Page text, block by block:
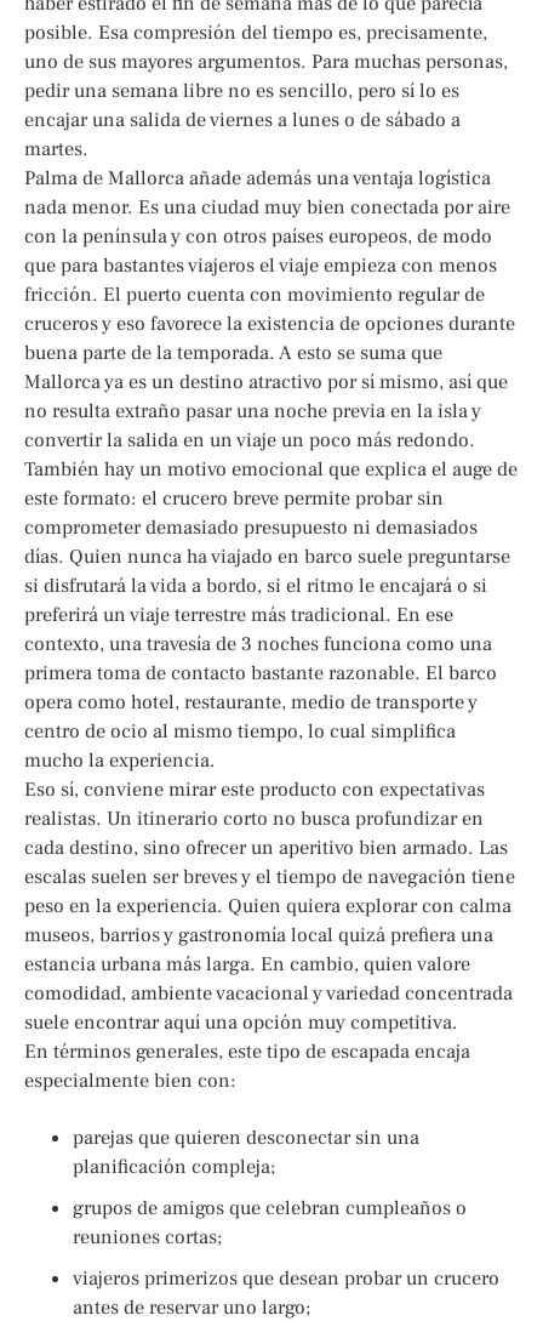
posible. Esa compresión del tiempo es, precisamente,
uno de sus mayores argumentos. Para muchas personas,
pedir una semana libre no es sencillo, pero sí lo es
encajar una salida de viernes a lunes o de sábado a
martes.
Palma de Mallorca añade además una ventaja logística
nada menor. Es una ciudad muy bien conectada por aire
con la península y con otros países europeos, de modo
que para bastantes viajeros el viaje empieza con menos
fricción. El puerto cuenta con movimiento regular de
cruceros y eso favorece la existencia de opciones durante
buena parte de la temporada. A esto se suma que
Mallorca ya es un destino atractivo por sí mismo, así que
no resulta extraño pasar una noche previa en la isla y
convertir la salida en un viaje un poco más redondo.
También hay un motivo emocional que explica el auge de
este formato: el crucero breve permite probar sin
comprometer demasiado presupuesto ni demasiados
días. Quien nunca ha viajado en barco suele preguntarse
si disfrutará la vida a bordo, si el ritmo le encajará o si
preferirá un viaje terrestre más tradicional. En ese
contexto, una travesía de 3 noches funciona como una
primera toma de contacto bastante razonable. El barco
opera como hotel, restaurante, medio de transporte y
centro de ocio al mismo tiempo, lo cual simplifica
mucho la experiencia.
Eso sí, conviene mirar este producto con expectativas
realistas. Un itinerario corto no busca profundizar en
cada destino, sino ofrecer un aperitivo bien armado. Las
escalas suelen ser breves y el tiempo de navegación tiene
peso en la experiencia. Quien quiera explorar con calma
museos, barrios y gastronomía local quizá prefiera una
estancia urbana más larga. En cambio, quien valore
comodidad, ambiente vacacional y variedad concentrada
suele encontrar aquí una opción muy competitiva.
En términos generales, este tipo de escapada encaja
especialmente bien con:
parejas que quieren desconectar sin una
planificación compleja;
grupos de amigos que celebran cumpleaños o
reuniones cortas;
viajeros primerizos que desean probar un crucero
antes de reservar uno largo;